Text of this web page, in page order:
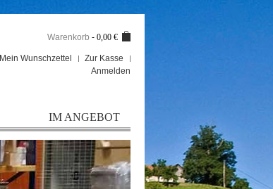
Warenkorb - 0,00 €
Mein Wunschzettel
Zur Kasse
Anmelden
IM ANGEBOT